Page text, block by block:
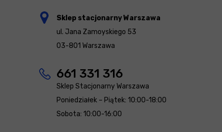
Sklep stacjonarny Warszawa
ul. Jana Zamoyskiego 53
03-801 Warszawa
661 331 316
Sklep Stacjonarny Warszawa
Poniedziałek – Piątek: 10:00-18:00
Sobota: 10:00-16:00